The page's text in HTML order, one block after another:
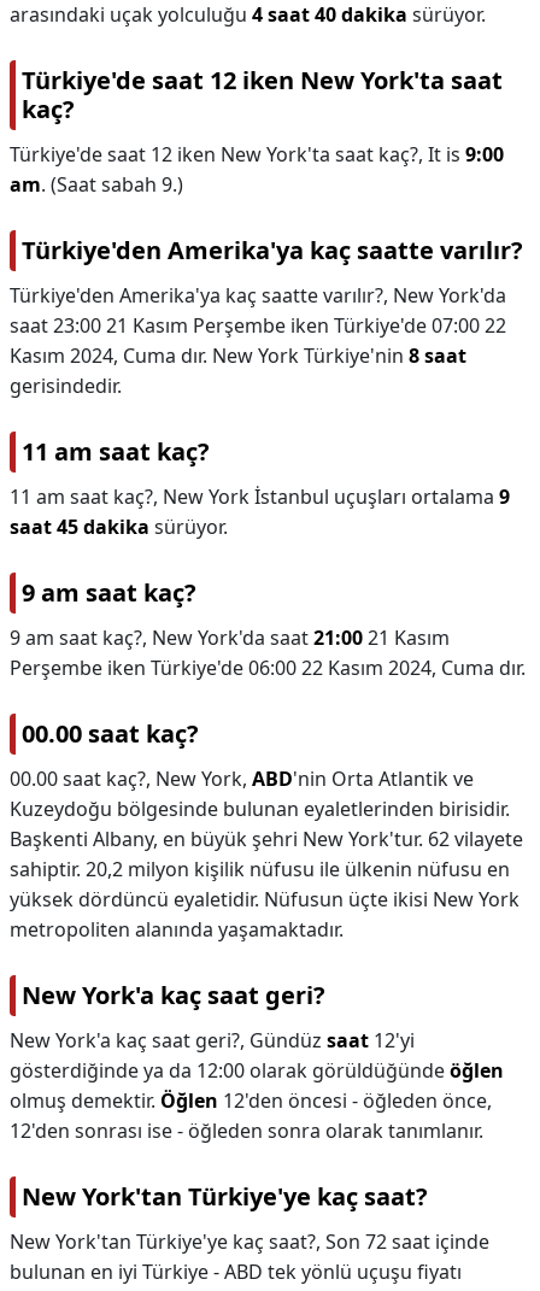
arasındaki uçak yolculuğu 4 saat 40 dakika sürüyor.
Türkiye'de saat 12 iken New York'ta saat
kaç?
Türkiye'de saat 12 iken New York'ta saat kaç?, It is 9:00
am. (Saat sabah 9.)
Türkiye'den Amerika'ya kaç saatte varılır?
Türkiye'den Amerika'ya kaç saatte varılır?, New York'da
saat 23:00 21 Kasım Perşembe iken Türkiye'de 07:00 22
Kasım 2024, Cuma dır. New York Türkiye'nin 8 saat
gerisindedir.
11 am saat kaç?
11 am saat kaç?, New York İstanbul uçuşları ortalama 9
saat 45 dakika sürüyor.
9 am saat kaç?
9 am saat kaç?, New York'da saat21:0021 Kasım
Perşembe iken Türkiye'de 06:00 22 Kasım 2024, Cuma dır.
00.00 saat kaç?
00.00 saat kaç?, New York, ABD'nin Orta Atlantik ve
Kuzeydoğu bölgesinde bulunan eyaletlerinden birisidir.
Başkenti Albany, en büyük şehri New York'tur. 62 vilayete
sahiptir. 20,2 milyon kişilik nüfusu ile ülkenin nüfusu en
yüksek dördüncü eyaletidir. Nüfusun üçte ikisi New York
metropoliten alanında yaşamaktadır.
New York'a kaç saat geri?
New York'a kaç saat geri?, Gündüz saat 12'yi
gösterdiğinde ya da 12:00 olarak görüldüğündeöğlen
olmuş demektir. Öğlen 12'den öncesi - öğleden önce,
12'den sonrası ise - öğleden sonra olarak tanımlanır.
New York'tan Türkiye'ye kaç saat?
New York'tan Türkiye'ye kaç saat?, Son 72 saat içinde
bulunan en iyi Türkiye - ABD tek yönlü uçuşu fiyatı